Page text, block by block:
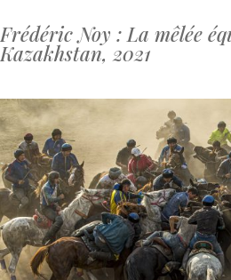
Frédéric Noy : La mêlée
Kazakhstan, 2021